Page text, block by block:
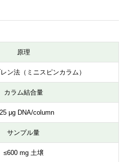
0
寄品]
原理
ン法（ミニスピンカラム）
カラム結合量
μg DNA/column
サンプル量
≤600 mg 土壌